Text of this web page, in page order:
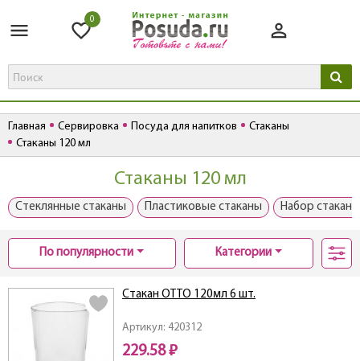
0
Главная Сервировка Посуда для напитков
Стаканы
Стаканы 120 мл
Стаканы 120 мл
Стеклянные стаканы Пластиковые стаканы Набор
По популярности Категории
Артикул: 420312
Стакан OTTO 120мл 6 шт.
229.58 ₽